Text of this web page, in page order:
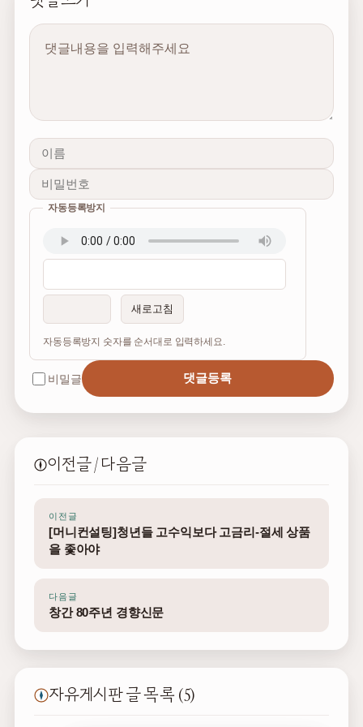
내용
이름필수
비밀번호필수
자동등록방지
새로고침
자동등록방지 숫자를 순서대로 입력하세요.
비밀글 댓글등록
이전글 / 다음글
이전글
[머니컨설팅]청년들 고수익보다 고금리-절세 상품
을 좇아야
다음글
창간 80주년 경향신문
자유게시판 글 목록 (5)